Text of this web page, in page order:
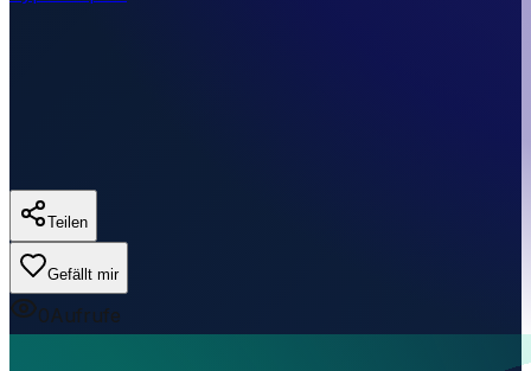
Teilen
Gefällt mir
0Aufrufe